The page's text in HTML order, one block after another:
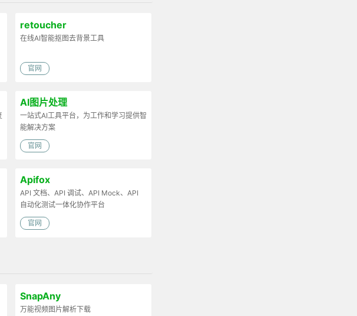
retoucher
在线AI智能抠图去背景工具
官网
AI图片处理
一站式AI工具平台，为工作和学习提供智
能解决方案
官网
Apifox
API 文档、API 调试、API Mock、API
自动化测试一体化协作平台
官网
SnapAny
万能视频图片解析下载